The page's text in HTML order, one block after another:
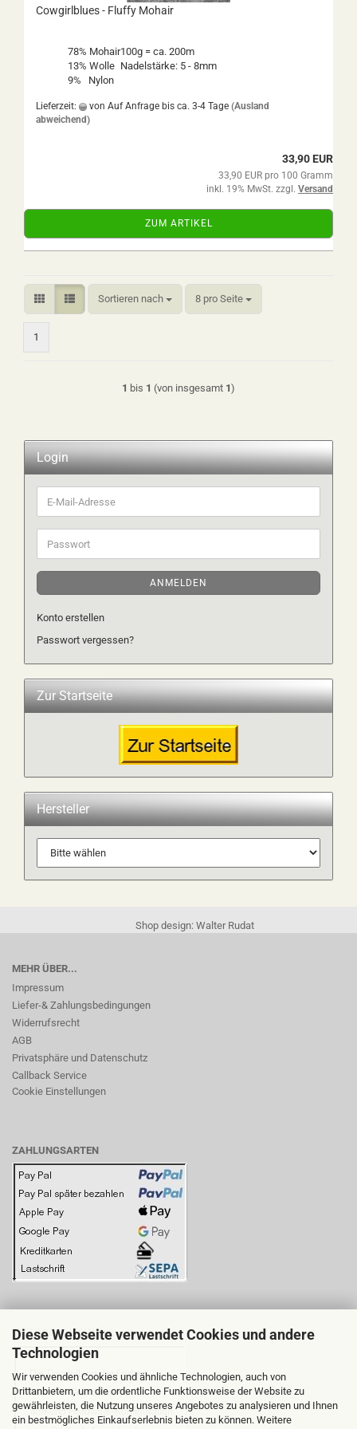
Diese Webseite verwendet Cookies und andere
Technologien
Wir verwenden Cookies und ähnliche Technologien, auch von
Drittanbietern, um die ordentliche Funktionsweise der Website zu
gewährleisten, die Nutzung unseres Angebotes zu analysieren und Ihnen
ein bestmögliches Einkaufserlebnis bieten zu können. Weitere
Cowgirlblues - Fluffy Mohair
78% Mohair100g = ca. 200m
13% Wolle Nadelstärke: 5 - 8mm
9% Nylon
Lieferzeit: von Auf Anfrage bis ca. 3-4 Tage (Ausland
abweichend)
33,90 EUR
33,90 EUR pro 100 Gramm
inkl. 19% MwSt. zzgl. Versand
ZUM ARTIKEL
Sortieren nach
Sortieren nach 8 pro Seite
pro Seite
1
1 bis 1 (von insgesamt 1)
Login
E-
Mail-
Adresse
Passwort
ANMELDEN
Konto erstellen
Passwort vergessen?
Zur Startseite
Hersteller
Shop design: Walter Rudat
MEHR ÜBER...
Impressum
Liefer-& Zahlungsbedingungen
Widerrufsrecht
AGB
Privatsphäre und Datenschutz
Callback Service
Cookie Einstellungen
ZAHLUNGSARTEN
BITTE BEACHTEN SIE: